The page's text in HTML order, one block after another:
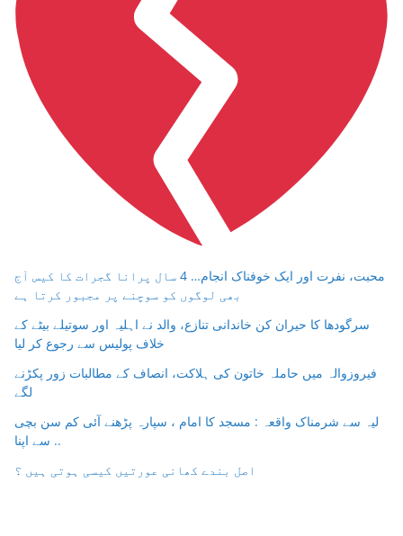
محبت، نفرت اور ایک خوفناک انجام… 4 سال پرانا گجرات کا کیس آج
بھی لوگوں کو سوچنے پر مجبور کرتا ہے
سرگودھا کا حیران کن خاندانی تنازع، والد نے اہلیہ اور سوتیلے بیٹے کے
خلاف پولیس سے رجوع کر لیا
فیروزوالہ میں حاملہ خاتون کی ہلاکت، انصاف کے مطالبات زور پکڑنے
لگے
لیہ سے شرمناک واقعہ : مسجد کا امام ، سپارہ پڑھنے آئی کم سن بچی
سے اپنا ..
اصل بندے کھانی عورتیں کیسی ہوتی ہیں ؟